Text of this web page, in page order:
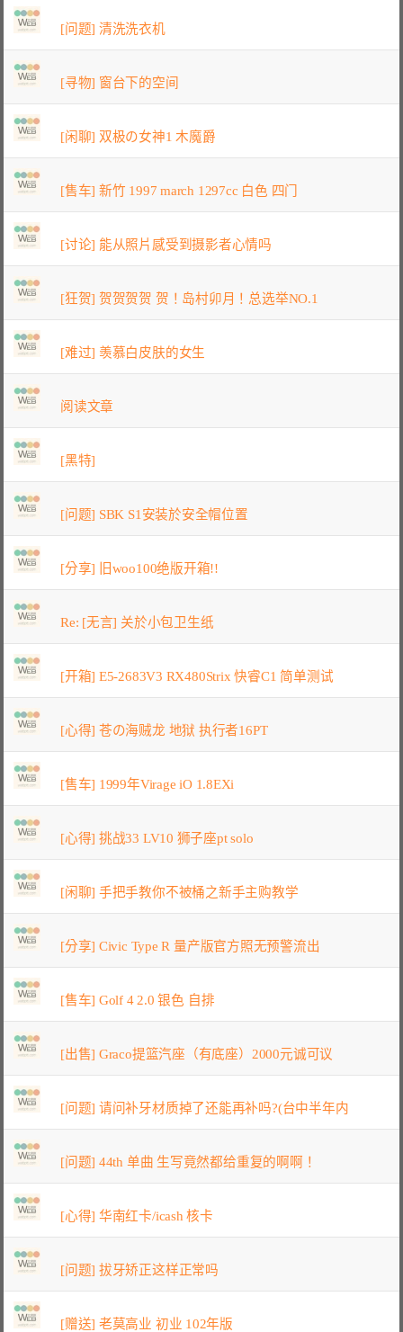
[问题] 清洗洗衣机
[寻物] 窗台下的空间
[闲聊] 双极の女神1 木魔爵
[售车] 新竹 1997 march 1297cc 白色 四门
[讨论] 能从照片感受到摄影者心情吗
[狂贺] 贺贺贺贺 贺！岛村卯月！总选举NO.1
[难过] 羡慕白皮肤的女生
阅读文章
[黑特]
[问题] SBK S1安装於安全帽位置
[分享] 旧woo100绝版开箱!!
Re: [无言] 关於小包卫生纸
[开箱] E5-2683V3 RX480Strix 快睿C1 简单测试
[心得] 苍の海贼龙 地狱 执行者16PT
[售车] 1999年Virage iO 1.8EXi
[心得] 挑战33 LV10 狮子座pt solo
[闲聊] 手把手教你不被桶之新手主购教学
[分享] Civic Type R 量产版官方照无预警流出
[售车] Golf 4 2.0 银色 自排
[出售] Graco提篮汽座（有底座）2000元诚可议
[问题] 请问补牙材质掉了还能再补吗?(台中半年内
[问题] 44th 单曲 生写竟然都给重复的啊啊！
[心得] 华南红卡/icash 核卡
[问题] 拔牙矫正这样正常吗
[赠送] 老莫高业 初业 102年版